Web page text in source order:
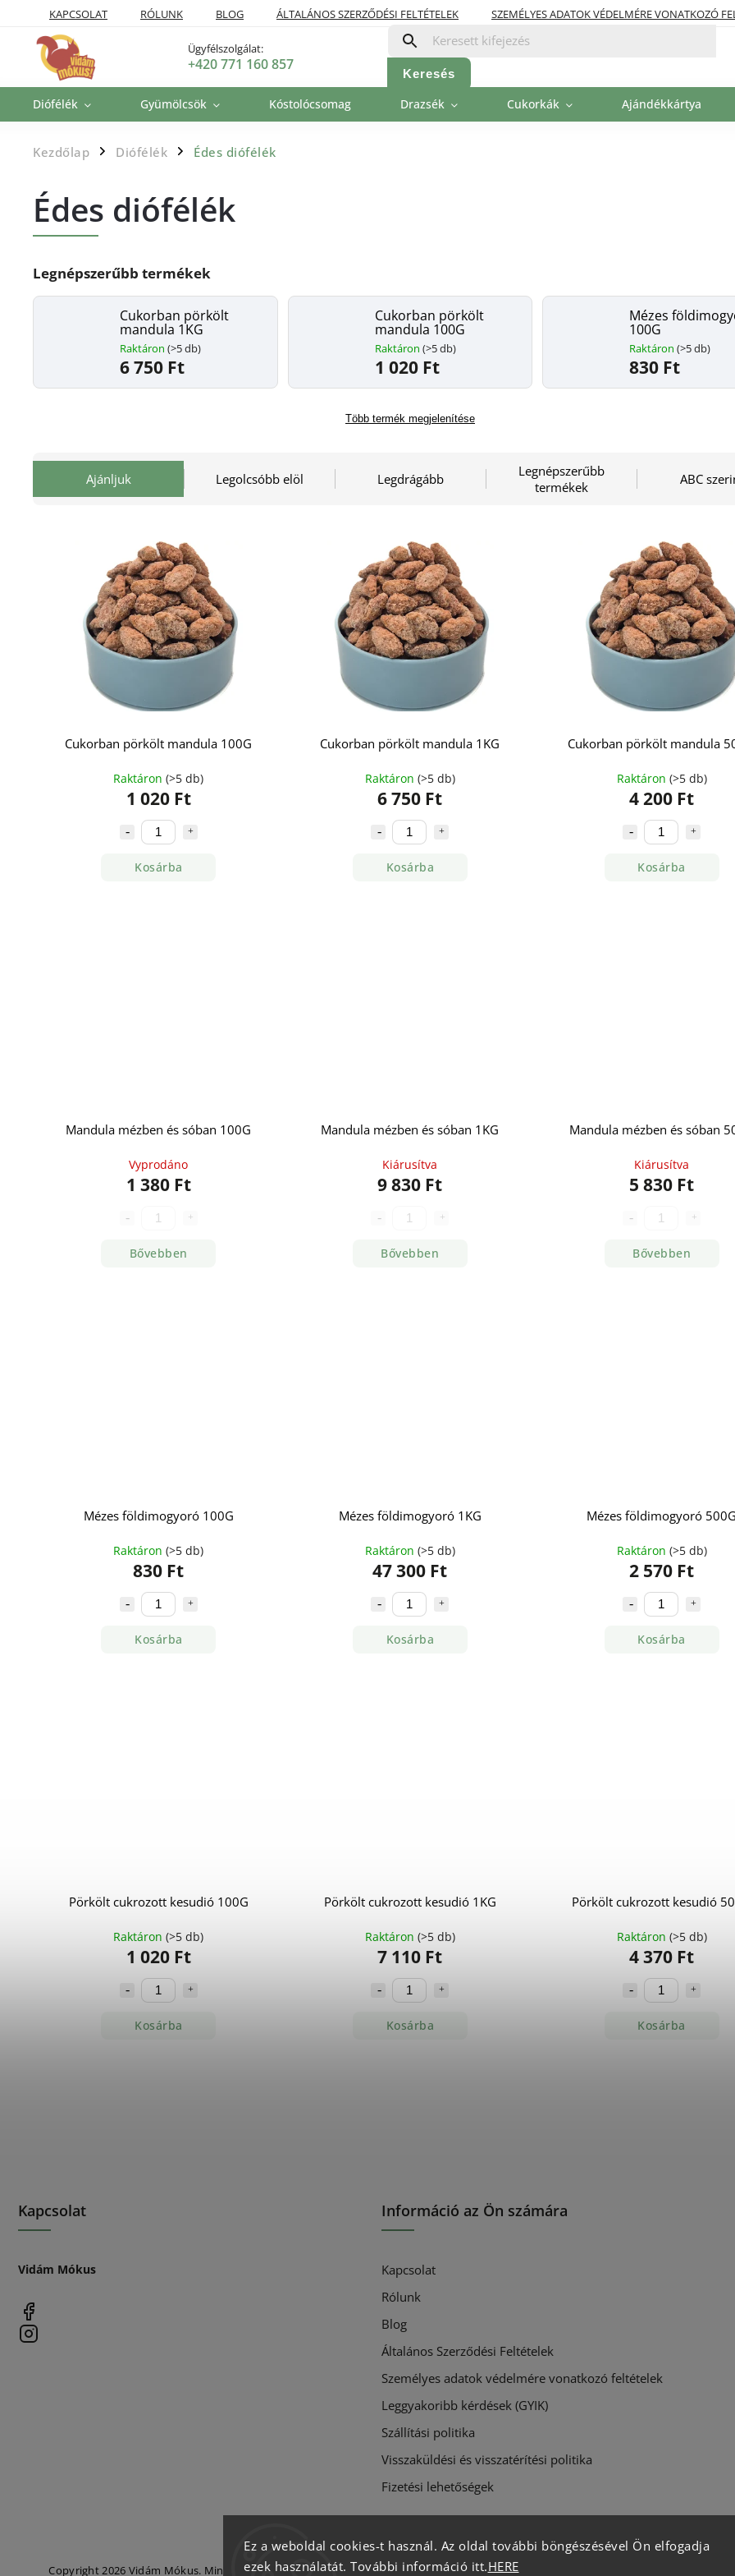
Ez a weboldal cookies-t használ. Az oldal további böngészésével Ön elfogadja
ezek használatát. További információ itt.HERE
KAPCSOLAT RÓLUNK BLOG ÁLTALÁNOS SZERZŐDÉSI FELTÉTELEK
SZEMÉLYES ADATOK VÉDELMÉRE VONATKOZÓ
SZÁLLÍTÁSI POLITIKA
FIZETÉSI LEHETŐSÉGEK
Ügyfélszolgálat:
+420 771 160 857
Keresés
Diófélék Gyümölcsök Kóstolócsomag Drazsék Cukorkák Ajándékkártya
Kezdőlap / Diófélék / Édes diófélék
Édes diófélék
Legnépszerűbb termékek
Cukorban pörkölt
mandula 1KG
Raktáron (>5 db)
6 750 Ft
Cukorban pörkölt
mandula 100G
Raktáron (>5 db)
1 020 Ft
Mézes
100G
Raktáron(>5 db)
830 Ft
Több termék megjelenítése
Ajánljuk Legolcsóbb elöl Legdrágább
Legnépszerűbb
termékek
ABC
Cukorban pörkölt mandula 100G
Raktáron(>5 db)
1 020 Ft
Kosárba
Cukorban pörkölt mandula 1KG
Raktáron (>5 db)
6 750 Ft
Kosárba
Cukorban pörkölt mandula
Raktáron (>5 db)
4 200 Ft
Kosárba
Mandula mézben és sóban 100G
Vyprodáno
1 380 Ft
Bővebben
Mandula mézben és sóban 1KG
Kiárusítva
9 830 Ft
Bővebben
Mandula mézben és sóban
Kiárusítva
5 830 Ft
Bővebben
Mézes földimogyoró 100G
Raktáron(>5 db)
830 Ft
Kosárba
Mézes földimogyoró 1KG
Raktáron (>5 db)
47 300 Ft
Kosárba
Mézes földimogyoró
Raktáron (>5 db)
2 570 Ft
Kosárba
Pörkölt cukrozott kesudió 100G
Raktáron(>5 db)
1 020 Ft
Kosárba
Pörkölt cukrozott kesudió 1KG
Raktáron (>5 db)
7 110 Ft
Kosárba
Pörkölt cukrozott kesudió
Raktáron (>5 db)
4 370 Ft
Kosárba
Kapcsolat
Vidám Mókus
Információ az Ön számára
Kapcsolat
Rólunk
Blog
Általános Szerződési Feltételek
Személyes adatok védelmére vonatkozó feltételek
Leggyakoribb kérdések (GYIK)
Szállítási politika
Visszaküldési és visszatérítési politika
Fizetési lehetőségek
Copyright 2026 Vidám Mókus. Minden jog fenntartva.